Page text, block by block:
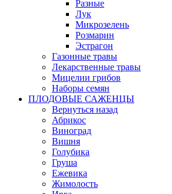
Разные
Лук
Микрозелень
Розмарин
Эстрагон
Газонные травы
Лекарственные травы
Мицелии грибов
Наборы семян
ПЛОДОВЫЕ САЖЕНЦЫ
Вернуться назад
Абрикос
Виноград
Вишня
Голубика
Груша
Ежевика
Жимолость